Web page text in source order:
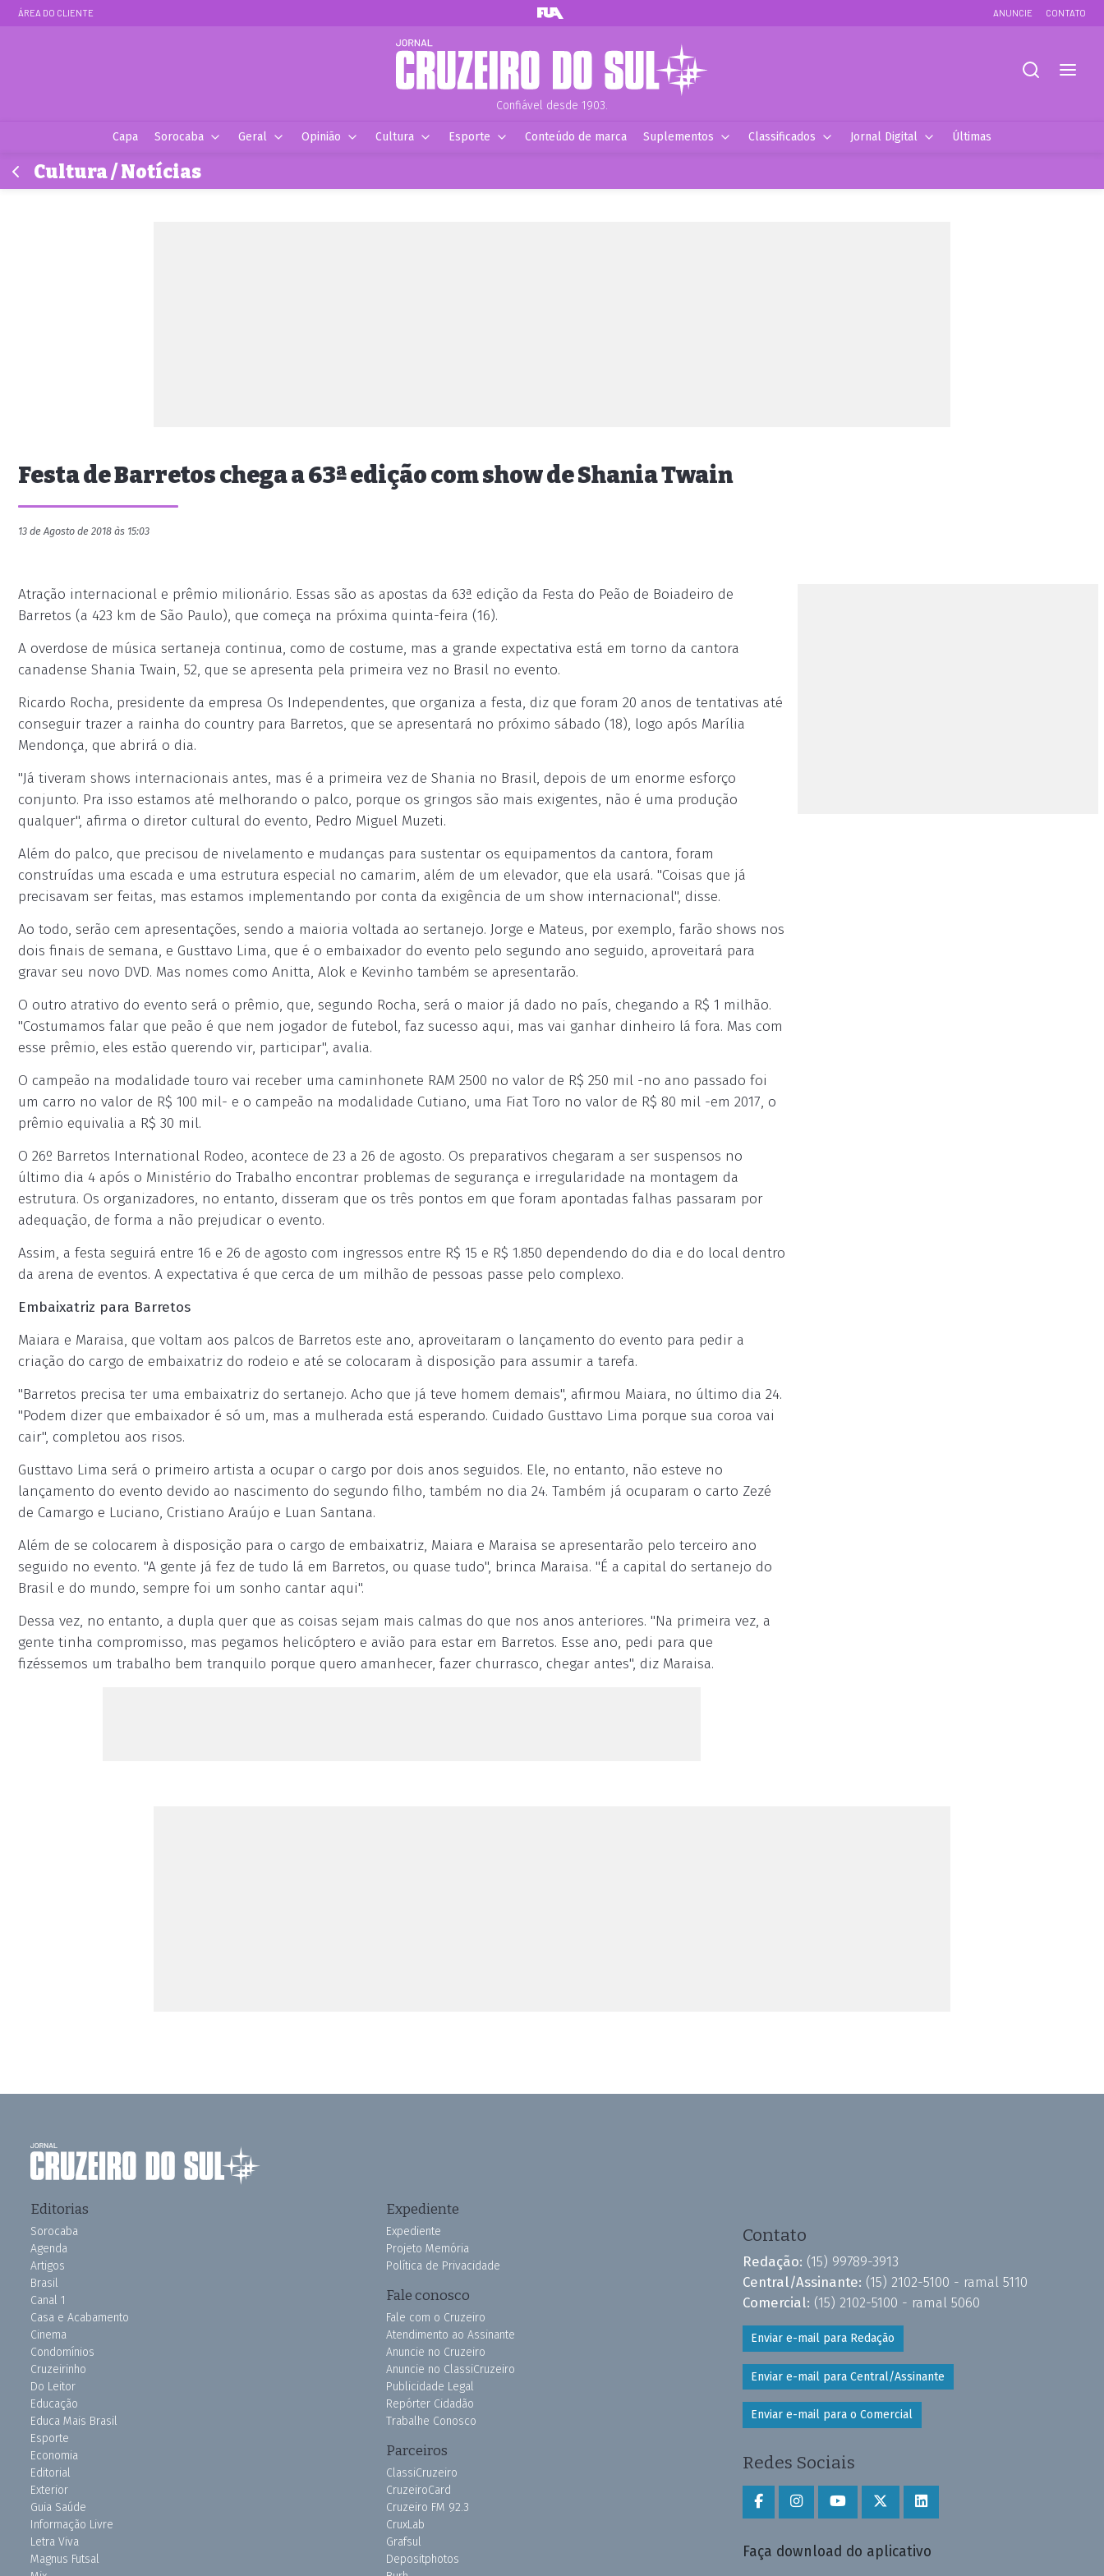
ÁREA DO CLIENTE ANUNCIE CONTATO
Confiável desde 1903.
Capa Sorocaba Geral Opinião Cultura Esporte Conteúdo de marca Suplementos Classificados Jornal Digital Últimas
Cultura / Notícias
Festa de Barretos chega a 63ª edição com show de Shania Twain
13 de Agosto de 2018 às 15:03
Atração internacional e prêmio milionário. Essas são as apostas da 63ª edição da Festa do Peão de Boiadeiro de
Barretos (a 423 km de São Paulo), que começa na próxima quinta-feira (16).
A overdose de música sertaneja continua, como de costume, mas a grande expectativa está em torno da cantora
canadense Shania Twain, 52, que se apresenta pela primeira vez no Brasil no evento.
Ricardo Rocha, presidente da empresa Os Independentes, que organiza a festa, diz que foram 20 anos de tentativas até
conseguir trazer a rainha do country para Barretos, que se apresentará no próximo sábado (18), logo após Marília
Mendonça, que abrirá o dia.
"Já tiveram shows internacionais antes, mas é a primeira vez de Shania no Brasil, depois de um enorme esforço
conjunto. Pra isso estamos até melhorando o palco, porque os gringos são mais exigentes, não é uma produção
qualquer", afirma o diretor cultural do evento, Pedro Miguel Muzeti.
Além do palco, que precisou de nivelamento e mudanças para sustentar os equipamentos da cantora, foram
construídas uma escada e uma estrutura especial no camarim, além de um elevador, que ela usará. "Coisas que já
precisavam ser feitas, mas estamos implementando por conta da exigência de um show internacional", disse.
Ao todo, serão cem apresentações, sendo a maioria voltada ao sertanejo. Jorge e Mateus, por exemplo, farão shows nos
dois finais de semana, e Gusttavo Lima, que é o embaixador do evento pelo segundo ano seguido, aproveitará para
gravar seu novo DVD. Mas nomes como Anitta, Alok e Kevinho também se apresentarão.
O outro atrativo do evento será o prêmio, que, segundo Rocha, será o maior já dado no país, chegando a R$ 1 milhão.
"Costumamos falar que peão é que nem jogador de futebol, faz sucesso aqui, mas vai ganhar dinheiro lá fora. Mas com
esse prêmio, eles estão querendo vir, participar", avalia.
O campeão na modalidade touro vai receber uma caminhonete RAM 2500 no valor de R$ 250 mil -no ano passado foi
um carro no valor de R$ 100 mil- e o campeão na modalidade Cutiano, uma Fiat Toro no valor de R$ 80 mil -em 2017, o
prêmio equivalia a R$ 30 mil.
O 26º Barretos International Rodeo, acontece de 23 a 26 de agosto. Os preparativos chegaram a ser suspensos no
último dia 4 após o Ministério do Trabalho encontrar problemas de segurança e irregularidade na montagem da
estrutura. Os organizadores, no entanto, disseram que os três pontos em que foram apontadas falhas passaram por
adequação, de forma a não prejudicar o evento.
Assim, a festa seguirá entre 16 e 26 de agosto com ingressos entre R$ 15 e R$ 1.850 dependendo do dia e do local dentro
da arena de eventos. A expectativa é que cerca de um milhão de pessoas passe pelo complexo.
Embaixatriz para Barretos
Maiara e Maraisa, que voltam aos palcos de Barretos este ano, aproveitaram o lançamento do evento para pedir a
criação do cargo de embaixatriz do rodeio e até se colocaram à disposição para assumir a tarefa.
"Barretos precisa ter uma embaixatriz do sertanejo. Acho que já teve homem demais", afirmou Maiara, no último dia 24.
"Podem dizer que embaixador é só um, mas a mulherada está esperando. Cuidado Gusttavo Lima porque sua coroa vai
cair", completou aos risos.
Gusttavo Lima será o primeiro artista a ocupar o cargo por dois anos seguidos. Ele, no entanto, não esteve no
lançamento do evento devido ao nascimento do segundo filho, também no dia 24. Também já ocuparam o carto Zezé
de Camargo e Luciano, Cristiano Araújo e Luan Santana.
Além de se colocarem à disposição para o cargo de embaixatriz, Maiara e Maraisa se apresentarão pelo terceiro ano
seguido no evento. "A gente já fez de tudo lá em Barretos, ou quase tudo", brinca Maraisa. "É a capital do sertanejo do
Brasil e do mundo, sempre foi um sonho cantar aqui".
Dessa vez, no entanto, a dupla quer que as coisas sejam mais calmas do que nos anos anteriores. "Na primeira vez, a
gente tinha compromisso, mas pegamos helicóptero e avião para estar em Barretos. Esse ano, pedi para que
fizéssemos um trabalho bem tranquilo porque quero amanhecer, fazer churrasco, chegar antes", diz Maraisa.
Editorias
Sorocaba
Agenda
Artigos
Brasil
Canal 1
Casa e Acabamento
Cinema
Condomínios
Cruzeirinho
Do Leitor
Educação
Educa Mais Brasil
Esporte
Economia
Editorial
Exterior
Guia Saúde
Informação Livre
Letra Viva
Magnus Futsal
Expediente
Expediente
Projeto Memória
Política de Privacidade
Fale conosco
Fale com o Cruzeiro
Atendimento ao Assinante
Anuncie no Cruzeiro
Anuncie no ClassiCruzeiro
Publicidade Legal
Repórter Cidadão
Trabalhe Conosco
Parceiros
ClassiCruzeiro
CruzeiroCard
Cruzeiro FM 92.3
CruxLab
Grafsul
Depositphotos
Contato
Redação: (15) 99789-3913
Central/Assinante: (15) 2102-5100 - ramal 5110
Comercial: (15) 2102-5100 - ramal 5060
Enviar e-mail para Redação
Enviar e-mail para Central/Assinante
Enviar e-mail para o Comercial
Redes Sociais
Faça download do aplicativo